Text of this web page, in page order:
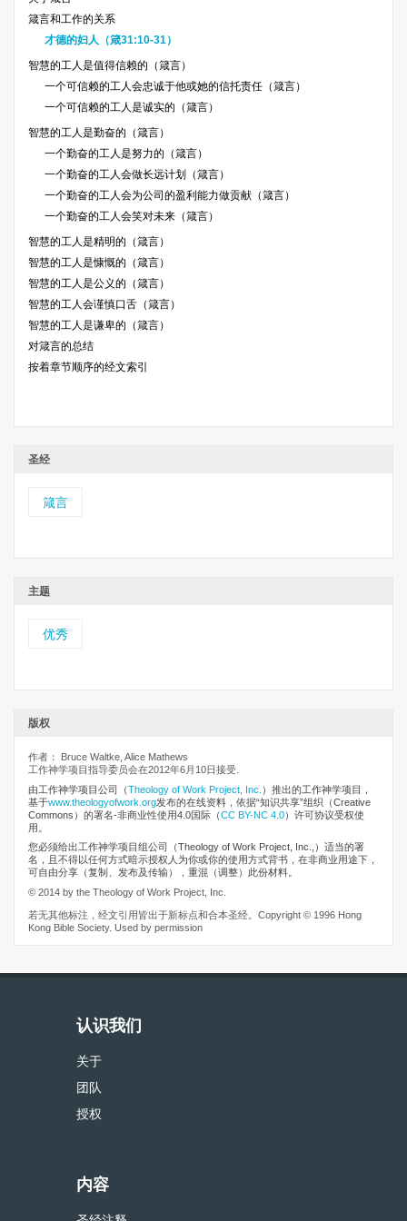
箴言和工作的关系
才德的妇人（箴31:10-31）
智慧的工人是值得信赖的（箴言）
一个可信赖的工人会忠诚于他或她的信托责任（箴言）
一个可信赖的工人是诚实的（箴言）
智慧的工人是勤奋的（箴言）
一个勤奋的工人是努力的（箴言）
一个勤奋的工人会做长远计划（箴言）
一个勤奋的工人会为公司的盈利能力做贡献（箴言）
一个勤奋的工人会笑对未来（箴言）
智慧的工人是精明的（箴言）
智慧的工人是慷慨的（箴言）
智慧的工人是公义的（箴言）
智慧的工人会谨慎口舌（箴言）
智慧的工人是谦卑的（箴言）
对箴言的总结
按着章节顺序的经文索引
圣经
箴言
主题
优秀
版权
作者： Bruce Waltke, Alice Mathews
工作神学项目指导委员会在2012年6月10日接受.
由工作神学项目公司
（Theology of Work Project, Inc. ）推出的工作神学项目，
基于www.theologyofwork.org发布的在线资料，依据“知识共享”组织（Creative
Commons）的署名-非商业性使用4.0国际（CC BY-NC 4.0）许可协议受权使
用。
您必须给出工作神学项目组公司（Theology of Work Project, Inc.,）适当的署
名，且不得以任何方式暗示授权人为你或你的使用方式背书，在非商业用途下，
可自由分享（复制、发布及传输），重混（调整）此份材料。
© 2014 by the Theology of Work Project, Inc.
若无其他标注，经文引用皆出于新标点和合本圣经。Copyright © 1996 Hong
Kong Bible Society. Used by permission
认识我们
关于
团队
授权
内容